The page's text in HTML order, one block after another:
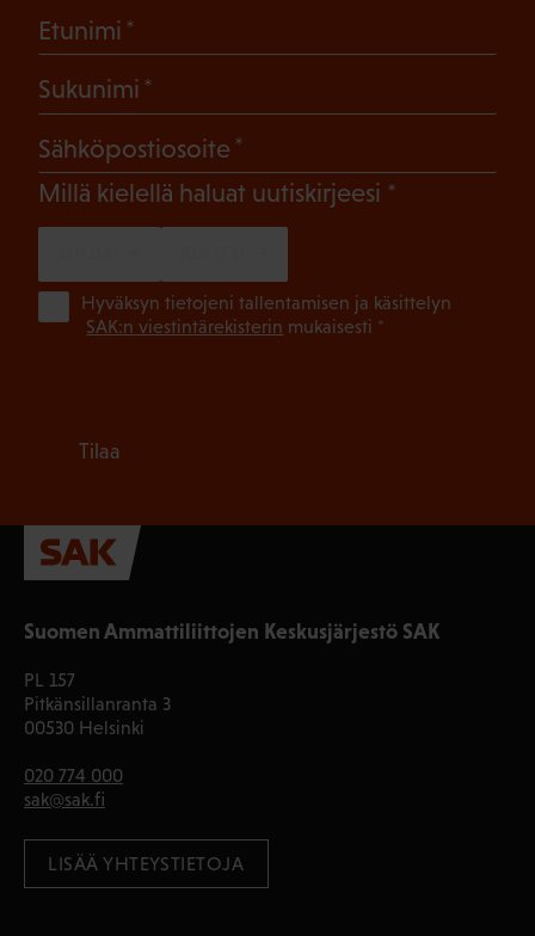
Suomen Ammattiliittojen Keskusjärjestö SAK
PL 157
Pitkänsillanranta 3
00530 Helsinki
020 774 000
sak@sak.fi
LISÄÄ YHTEYSTIETOJA
Etunimi
Sukunimi
Sähköpostiosoite
Millä kielellä haluat uutiskirjeesi (Pakollinen)
Hyväksyn tietojeni tallentamisen ja käsittelyn
SAK:n viestintärekisterin mukaisesti *
Tilaa